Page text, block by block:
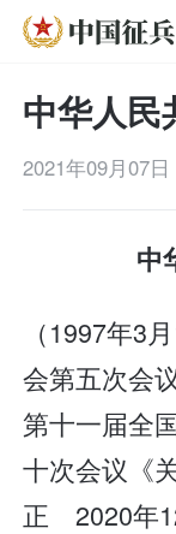
中华人民
2021年09月07日
中
（1997年3
会第五次会
第十一届全
十次会议《
正 2020年